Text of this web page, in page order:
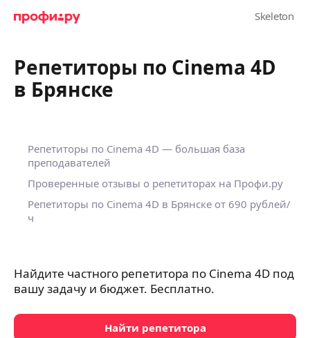
Репетиторы по Cinema 4D
в Брянске
Репетиторы по Cinema 4D — большая база
преподавателей
Проверенные отзывы о репетиторах на Профи.ру
Репетиторы по Cinema 4D в Брянске от 690 рублей/
ч
Найдите частного репетитора по Cinema 4D под
вашу задачу и бюджет. Бесплатно.
Найти репетитора